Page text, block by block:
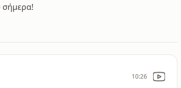
σήμερα!
10:26